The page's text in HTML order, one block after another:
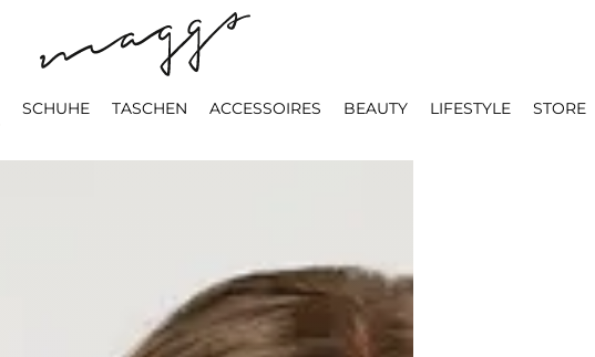
SCHUHE TASCHEN ACCESSOIRES BEAUTY LIFESTYLE STORE